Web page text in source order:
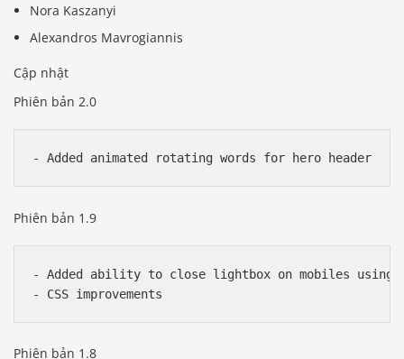
Nora Kaszanyi
Alexandros Mavrogiannis
Cập nhật
Phiên bản 2.0
Phiên bản 1.9
- Added ability to close lightbox on mobiles using
Phiên bản 1.8